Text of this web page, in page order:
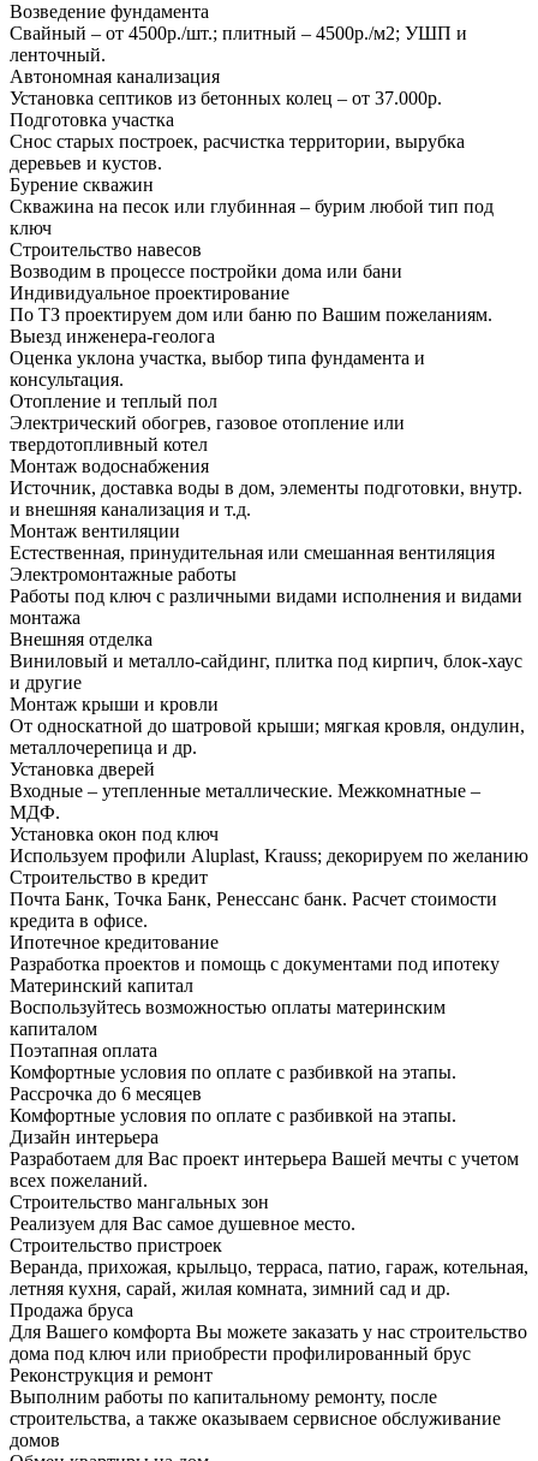
Возведение фундамента
Свайный – от 4500р./шт.; плитный – 4500р./м2; УШП и
ленточный.
Автономная канализация
Установка септиков из бетонных колец – от 37.000р.
Подготовка участка
Снос старых построек, расчистка территории, вырубка
деревьев и кустов.
Бурение скважин
Скважина на песок или глубинная – бурим любой тип под
ключ
Строительство навесов
Возводим в процессе постройки дома или бани
Индивидуальное проектирование
По ТЗ проектируем дом или баню по Вашим пожеланиям.
Выезд инженера-геолога
Оценка уклона участка, выбор типа фундамента и
консультация.
Отопление и теплый пол
Электрический обогрев, газовое отопление или
твердотопливный котел
Монтаж водоснабжения
Источник, доставка воды в дом, элементы подготовки, внутр.
и внешняя канализация и т.д.
Монтаж вентиляции
Естественная, принудительная или смешанная вентиляция
Электромонтажные работы
Работы под ключ с различными видами исполнения и видами
монтажа
Внешняя отделка
Виниловый и металло-сайдинг, плитка под кирпич, блок-хаус
и другие
Монтаж крыши и кровли
От односкатной до шатровой крыши; мягкая кровля, ондулин,
металлочерепица и др.
Установка дверей
Входные – утепленные металлические. Межкомнатные –
МДФ.
Установка окон под ключ
Используем профили Aluplast, Krauss; декорируем по желанию
Строительство в кредит
Почта Банк, Точка Банк, Ренессанс банк. Расчет стоимости
кредита в офисе.
Ипотечное кредитование
Разработка проектов и помощь с документами под ипотеку
Материнский капитал
Воспользуйтесь возможностью оплаты материнским
капиталом
Поэтапная оплата
Комфортные условия по оплате с разбивкой на этапы.
Рассрочка до 6 месяцев
Комфортные условия по оплате с разбивкой на этапы.
Дизайн интерьера
Разработаем для Вас проект интерьера Вашей мечты с учетом
всех пожеланий.
Строительство мангальных зон
Реализуем для Вас самое душевное место.
Строительство пристроек
Веранда, прихожая, крыльцо, терраса, патио, гараж, котельная,
летняя кухня, сарай, жилая комната, зимний сад и др.
Продажа бруса
Для Вашего комфорта Вы можете заказать у нас строительство
дома под ключ или приобрести профилированный брус
Реконструкция и ремонт
Выполним работы по капитальному ремонту, после
строительства, а также оказываем сервисное обслуживание
домов